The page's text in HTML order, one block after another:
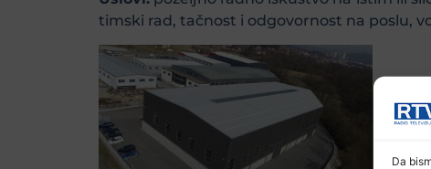
Da
timski rad, tačnost i odgovornost na poslu,